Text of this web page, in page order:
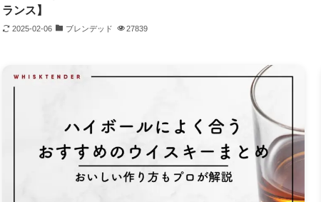
ランス】
2025-02-06 ブレンデッド 27839